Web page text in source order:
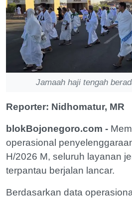
Jamaah haji tengah
Reporter: Nidhomatur, MR
blokBojonegoro.com -
operasional
H/2026 M, seluruh layanan
terpantau berjalan lancar.
Berdasarkan data